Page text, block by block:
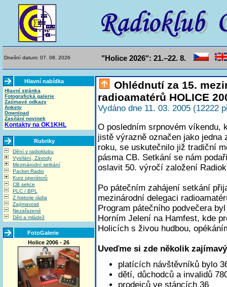
Dnešní datum: 07. 08. 2026 "Holice 2026": 21.–22. 8.
Hlavní nabídka
Hlavní stránka
Fotografická galerie
Zajímavé odkazy
Ankety
Download
Zasílání novinek
Kontakty na OK1KHL
Rubriky
Dění v radioklubu
Vysílání, Závody
Mezinárodní setkání
Packet Radio
Kurz operátorů
CB sekce
PLC / BPL
Z historie rádia
Zajímavosti
Nezařazené
Děti a mládež
FotoGalerie
Holice 2006 - 26
Ohlédnutí za 15.
radioamatérů HOLICE
Vydáno dne 11. 03. 2005 (12222
O posledním srpnovém víkendu,
jistě výrazně označen jako
roku, se uskutečnilo již tradiční
pásma CB. Setkání se nám
oslavit 50. výročí založení
Po pátečním zahájení setkání
mezinárodní delegaci
Program pátečního podvečera
Horním Jelení na Hamfest, kde
Holicích s živou hudbou,
Uveďme si zde několik
platících návštěvníků bylo
dětí, důchodců a invalidů
prodejců ve stáncích 36